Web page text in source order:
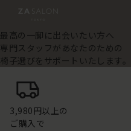
最高の一脚に出会いたい方へ
専門スタッフがあなたのための
椅子選びをサポートいたします。
3,980円以上の
ご購入で